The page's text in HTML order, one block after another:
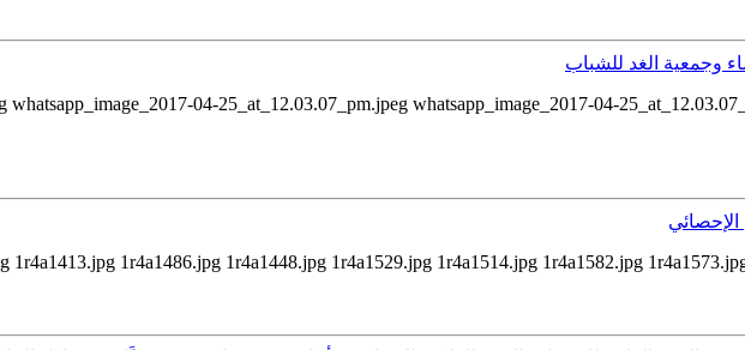
وجمعية الغد للشباب
04-25_at_12.03.07_pm.jpeg whatsapp_image_2017-04-
1r4a1486.jpg 1r4a1448.jpg 1r4a1529.jpg 1r4a1514.jpg 1r4a1582.jpg